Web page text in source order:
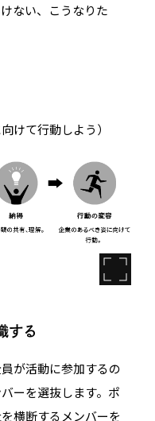
ない、こうなりた
けて行動しよう）
する
が活動に参加するの
ーを選抜します。ポ
横断するメンバーを